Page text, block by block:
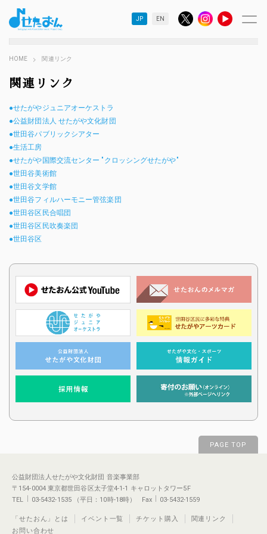
JP EN
HOME 関連リンク
関連リンク
●せたがやジュニアオーケストラ
●公益財団法人 せたがや文化財団
●世田谷パブリックシアター
●生活工房
●せたがや国際交流センター "クロッシングせたがや"
●世田谷美術館
●世田谷文学館
●世田谷フィルハーモニー管弦楽団
●世田谷区民合唱団
●世田谷区民吹奏楽団
●世田谷区
PAGE TOP
公益財団法人せたがや文化財団 音楽事業部
〒154-0004 東京都世田谷区太子堂4-1-1 キャロットタワー5F
TEL
03-5432-1535 （平日：10時-18時） Fax 03-5432-1559
「せたおん」とは イベント一覧 チケット購入
関連リンク
お問い合わせ